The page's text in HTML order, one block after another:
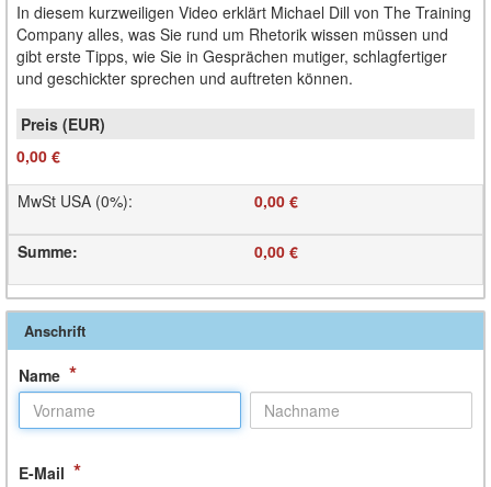
In diesem kurzweiligen Video erklärt Michael Dill von The Training
Company alles, was Sie rund um Rhetorik wissen müssen und
gibt erste Tipps, wie Sie in Gesprächen mutiger, schlagfertiger
und geschickter sprechen und auftreten können.
0,00 €
MwSt USA (0%): 0,00 €
Summe: 0,00 €
Anschrift
Name *
E-Mail *